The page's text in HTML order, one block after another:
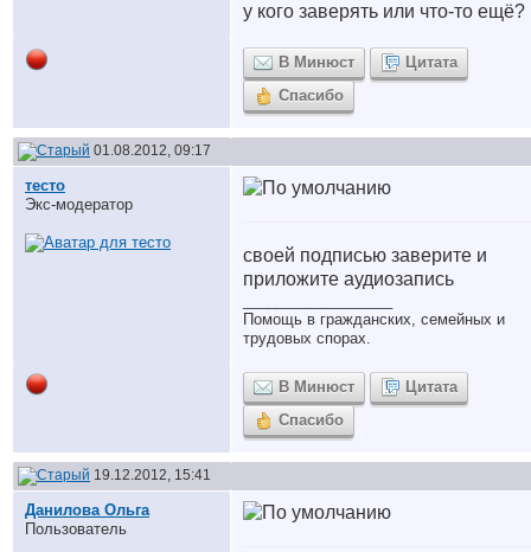
у кого заверять или что-то ещё?
В Минюст
Цитата
Спасибо
01.08.2012, 09:17
тесто
Экс-модератор
своей подписью заверите и
приложите аудиозапись
Помощь в гражданских, семейных и
трудовых спорах.
В Минюст
Цитата
Спасибо
19.12.2012, 15:41
Данилова Ольга
Пользователь